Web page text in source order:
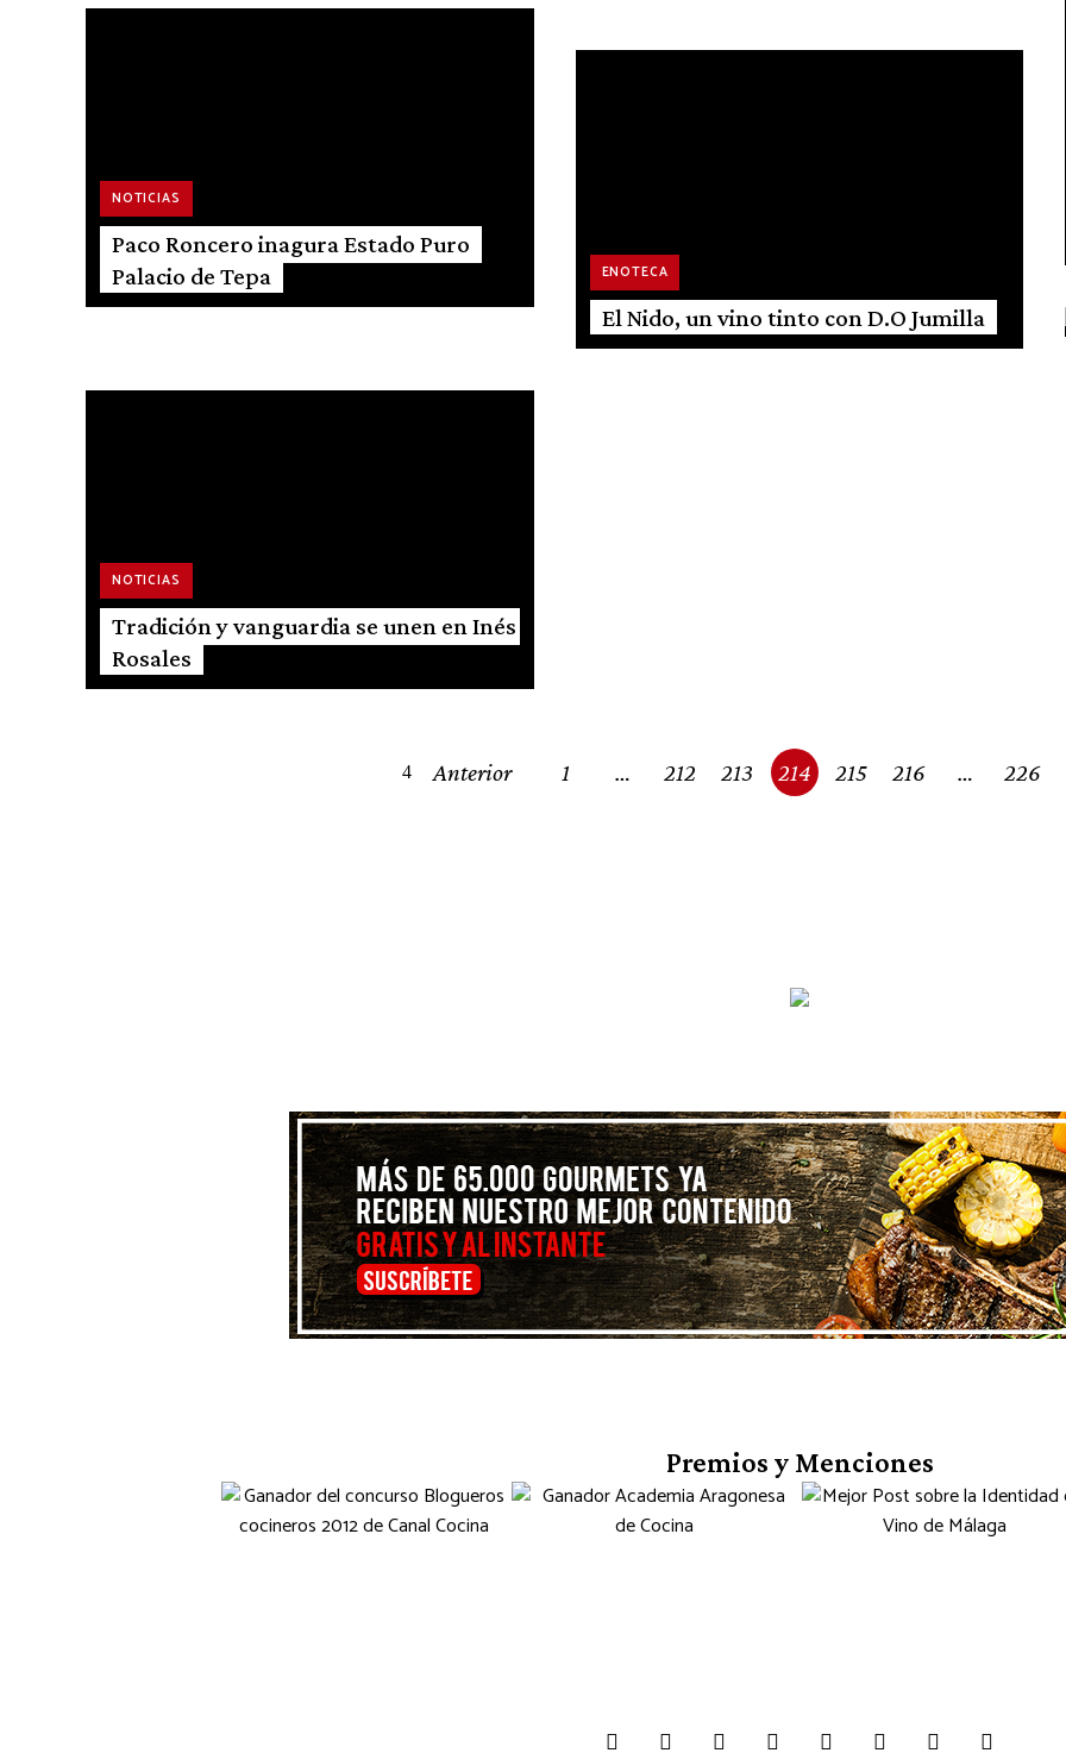
Quique Dacosta, Quique Dacosta
NOTICIAS
Paco Roncero inagura Estado Puro
Palacio de Tepa
Sevilla, la gran feria de los sabores
NOTICIAS
Tradición y vanguardia se unen en Inés
Rosales
Olivas Negras y Boquerones
Pasado, Presente y Futuro del
ENOTECA
El Nido, un vino tinto con D.O Jumilla
Anterior 1 … 212 213 214 215 216 … 226
Premios y Menciones